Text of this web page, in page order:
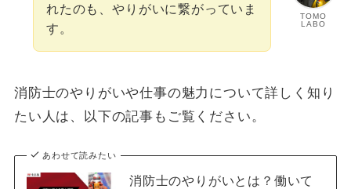
TOMO
LABO
れたのも、やりがいに繋がっていま
す。
消防士のやりがいや仕事の魅力について詳しく知り
たい人は、以下の記事もご覧ください。
あわせて読みたい
消防士のやりがいとは？働いて